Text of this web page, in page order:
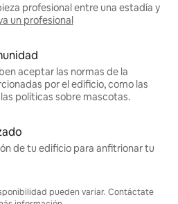
profesional entre una estadía y
un profesional
aceptar las normas de la
por el edificio, como las
políticas sobre mascotas.
de tu edificio para anfitrionar tu
pueden variar. Contáctate